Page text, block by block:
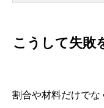
こうして失敗
割合や材料だけでな